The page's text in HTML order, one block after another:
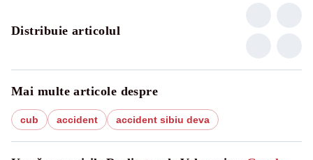
Distribuie articolul
Mai multe articole despre
cub accident accident sibiu deva